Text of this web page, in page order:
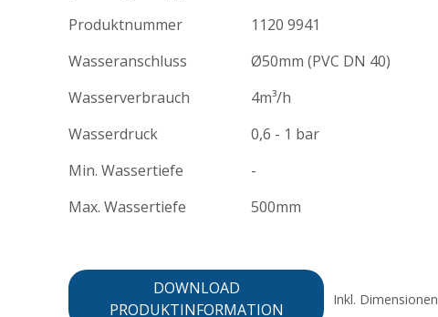
Produktnummer
1120 9941
Wasseranschluss
Ø50mm (PVC DN 40)
Wasserverbrauch
4m³/h
Wasserdruck
0,6 - 1 bar
Min. Wassertiefe
-
Max. Wassertiefe
500mm
DOWNLOAD
PRODUKTINFORMATION
Inkl. Dimensionen